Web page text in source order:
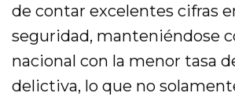
de contar excelentes cifras
seguridad, manteniéndose
nacional con la menor tasa
delictiva, lo que no